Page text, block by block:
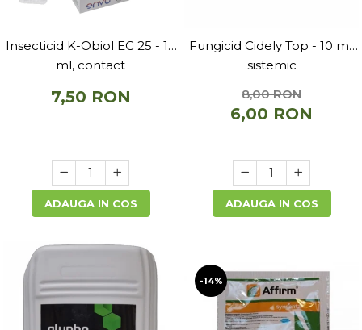
Insecticid K-Obiol EC 25 - 10
ml, contact
7,50 RON
ADAUGA IN COS
Fungicid Cidely Top - 10 ml,
sistemic
8,00 RON
6,00 RON
ADAUGA IN COS
-14%